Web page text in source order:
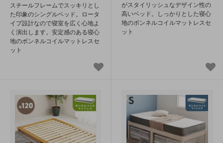
スチールフレームでスッキリとし
た印象のシングルベッド。ロータ
イプ設計なので寝室を広く心地よ
く演出します。安定感のある寝心
地のボンネルコイルマットレスセ
ット
がスタイリッシュなデザイン性の
高いベッド。しっかりとした寝心
地のボンネルコイルマットレスセ
ット